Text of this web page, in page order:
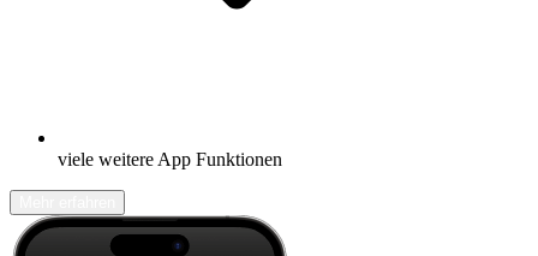
viele weitere App Funktionen